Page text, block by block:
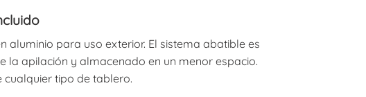
aluminio para uso exterior. El sistema abatible es
la apilación y almacenado en un menor espacio.
cualquier tipo de tablero.